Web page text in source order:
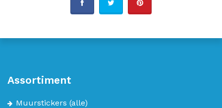
Assortiment
Muurstickers (alle)